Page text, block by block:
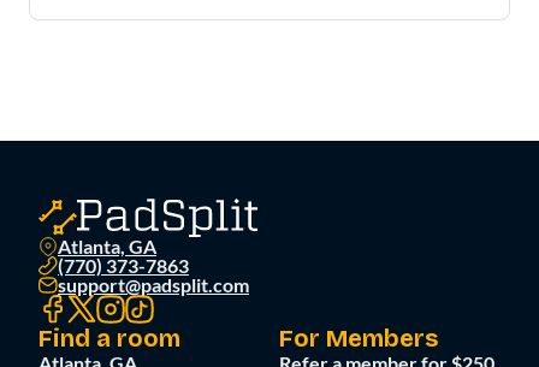
Atlanta, GA
(770) 373-7863
support@padsplit.com
Find a room For Members